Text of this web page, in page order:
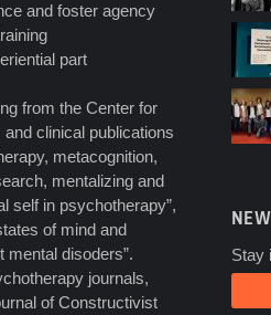
and foster agency
part
from the Center for
clinical publications
metacognition,
mentalizing and
self in psychotherapy”,
of mind and
mental disoders”.
journals,
of Constructivist
Stay